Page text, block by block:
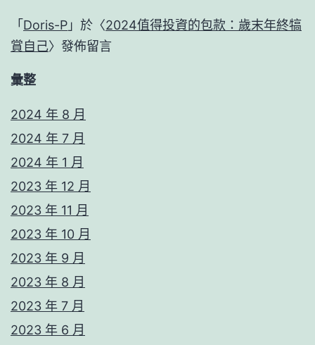
「Doris-P 」於〈2024值得投資的包款：歲末年終犒
賞自己〉發佈留言
彙整
2024 年 8 月
2024 年 7 月
2024 年 1 月
2023 年 12 月
2023 年 11 月
2023 年 10 月
2023 年 9 月
2023 年 8 月
2023 年 7 月
2023 年 6 月